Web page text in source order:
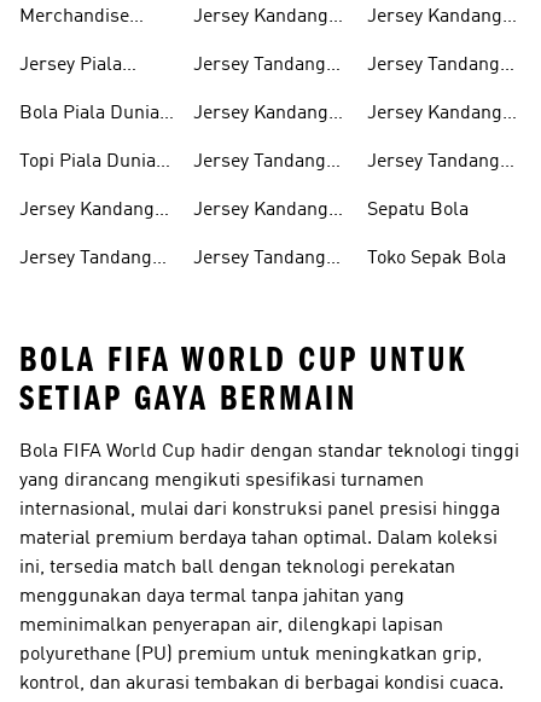
Merchandise
2026™
Jersey Piala
Bola Piala Dunia
Topi Piala Dunia
Jersey Kandang
Jersey Tandang
Jersey Kandang
Jersey Tandang
Jersey Kandang
Jersey Tandang
Jersey Kandang
Jersey Tandang
Jersey Kandang
Jersey Tandang
Jersey Kandang
Jersey Tandang
Sepatu Bola
Toko Sepak Bola
BOLA FIFA WORLD CUP UNTUK
SETIAP GAYA BERMAIN
Bola FIFA World Cup hadir dengan standar teknologi tinggi
yang dirancang mengikuti spesifikasi turnamen
internasional, mulai dari konstruksi panel presisi hingga
material premium berdaya tahan optimal. Dalam koleksi
ini, tersedia match ball dengan teknologi perekatan
menggunakan daya termal tanpa jahitan yang
meminimalkan penyerapan air, dilengkapi lapisan
polyurethane (PU) premium untuk meningkatkan grip,
kontrol, dan akurasi tembakan di berbagai kondisi cuaca.